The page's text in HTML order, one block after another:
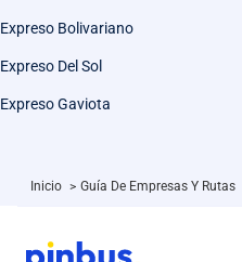
Expreso Bolivariano
Expreso Del Sol
Expreso Gaviota
Inicio > Guía De Empresas Y Rutas